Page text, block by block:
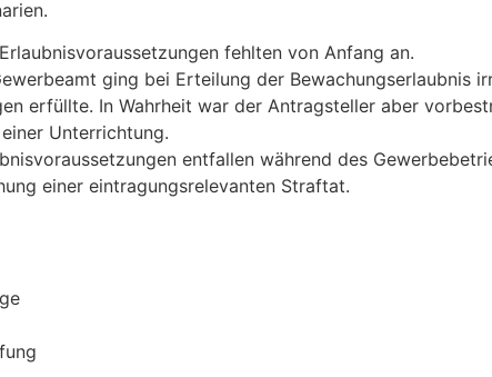
fehlten von Anfang an.
ging bei Erteilung der Bewachungserlaubnis
erfüllte. In Wahrheit war der Antragsteller aber
Unterrichtung.
entfallen während des
einer eintragungsrelevanten Straftat.